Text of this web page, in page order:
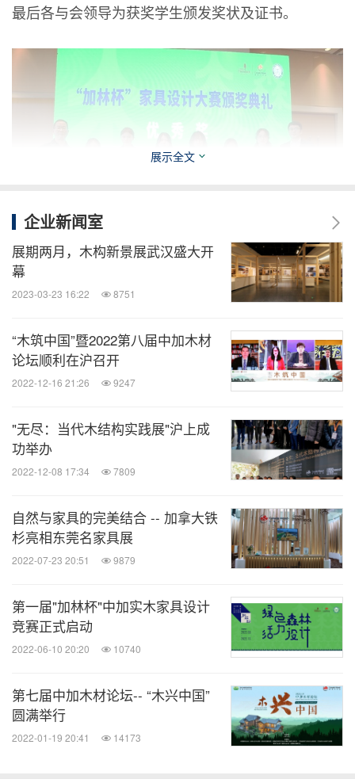
最后各与会领导为获奖学生颁发奖状及证书。
此次"加林杯"是一次加拿大铁杉与年轻家具设计师们
的完美邂逅，期待未来这些年轻的设计师能够创作出
更多精美的作品，也期待在实木家具产业中，能看到
消息来源：加拿大木业
知消
微信公众号“知消”发布全球消费品、零售、时
尚、物流行业最新动态。扫描二维码，立即
关键词：教育 日用品
房地产
展示全文
企业新闻室
展期两月，木构新景展武汉盛大开
幕
2023-03-23 16:22 8751
“木筑中国”暨2022第八届中加木材
论坛顺利在沪召开
2022-12-16 21:26 9247
"无尽：当代木结构实践展"沪上成
功举办
2022-12-08 17:34 7809
自然与家具的完美结合 -- 加拿大铁
杉亮相东莞名家具展
2022-07-23 20:51 9879
第一届"加林杯"中加实木家具设计
竞赛正式启动
2022-06-10 20:20 10740
第七届中加木材论坛-- “木兴中国”
圆满举行
2022-01-19 20:41 14173